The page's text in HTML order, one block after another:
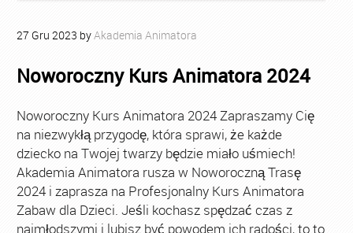
27 Gru 2023 byAkademia Animatora
Noworoczny Kurs Animatora 2024
Noworoczny Kurs Animatora 2024 Zapraszamy Cię
na niezwykłą przygodę, która sprawi, że każde
dziecko na Twojej twarzy będzie miało uśmiech!
Akademia Animatora rusza w Noworoczną Trasę
2024 i zaprasza na Profesjonalny Kurs Animatora
Zabaw dla Dzieci. Jeśli kochasz spędzać czas z
najmłodszymi i lubisz być powodem ich radości, to to